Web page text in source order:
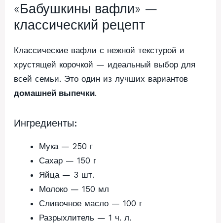
«Бабушкины вафли» —
классический рецепт
Классические вафли с нежной текстурой и
хрустящей корочкой — идеальный выбор для
всей семьи. Это один из лучших вариантов
домашней выпечки.
Ингредиенты:
Мука — 250 г
Сахар — 150 г
Яйца — 3 шт.
Молоко — 150 мл
Сливочное масло — 100 г
Разрыхлитель — 1 ч. л.